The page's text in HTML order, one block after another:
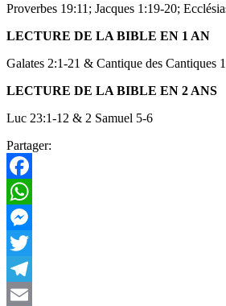
Proverbes 19:11; Jacques 1:19-20;
LECTURE DE LA BIBLE EN 1 AN
Galates 2:1-21 & Cantique des Cantiques
LECTURE DE LA BIBLE EN 2 ANS
Luc 23:1-12 & 2 Samuel 5-6
Partager:
Facebook
WhatsApp
Messenger
Twitter
Telegram